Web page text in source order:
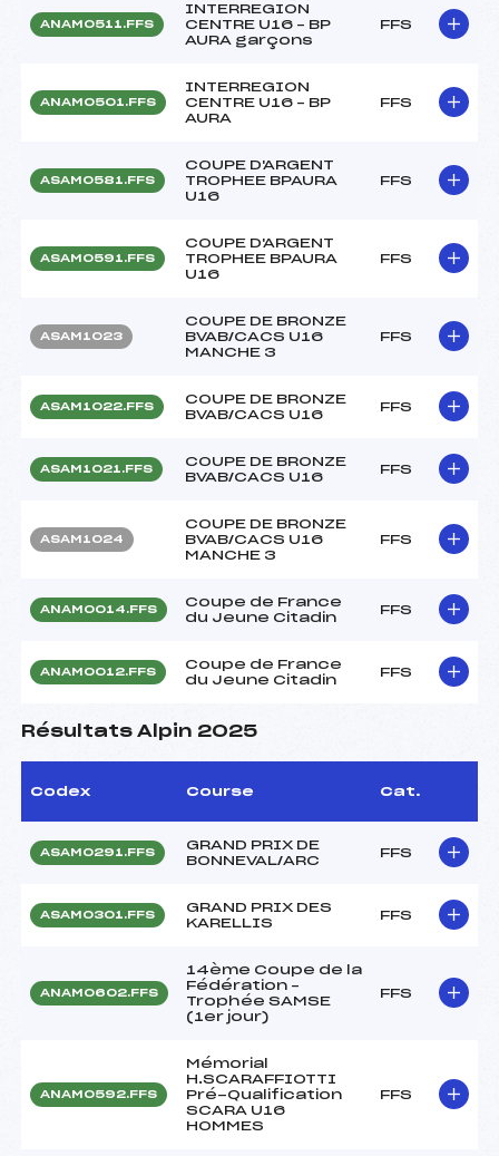
ANAM0511.FFS
INTERREGION
CENTRE U16 – BP
AURA garçons
FFS
ANAM0501.FFS
INTERREGION
CENTRE U16 – BP
AURA
FFS
ASAM0581.FFS
COUPE D'ARGENT
TROPHEE BPAURA
U16
FFS
ASAM0591.FFS
COUPE D'ARGENT
TROPHEE BPAURA
U16
FFS
ASAM1023
COUPE DE BRONZE
BVAB/CACS U16
MANCHE 3
FFS
ASAM1022.FFS
COUPE DE BRONZE
BVAB/CACS U16
FFS
ASAM1021.FFS
COUPE DE BRONZE
BVAB/CACS U16
FFS
ASAM1024
COUPE DE BRONZE
BVAB/CACS U16
MANCHE 3
FFS
ANAM0014.FFS
Coupe de France
du Jeune Citadin
FFS
ANAM0012.FFS
Coupe de France
du Jeune Citadin
FFS
Résultats Alpin 2025
Codex Course Cat.
ASAM0291.FFS
GRAND PRIX DE
BONNEVAL/ARC
FFS
ASAM0301.FFS
GRAND PRIX DES
KARELLIS
FFS
ANAM0602.FFS
14ème Coupe de la
Fédération –
Trophée SAMSE
(1er jour)
FFS
ANAM0592.FFS
Mémorial
H.SCARAFFIOTTI
Pré-Qualification
SCARA U16
HOMMES
FFS